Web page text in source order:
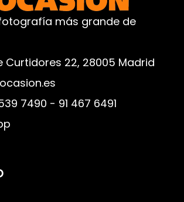
más grande de
Curtidores 22, 28005 Madrid
7490 - 91 467 6491